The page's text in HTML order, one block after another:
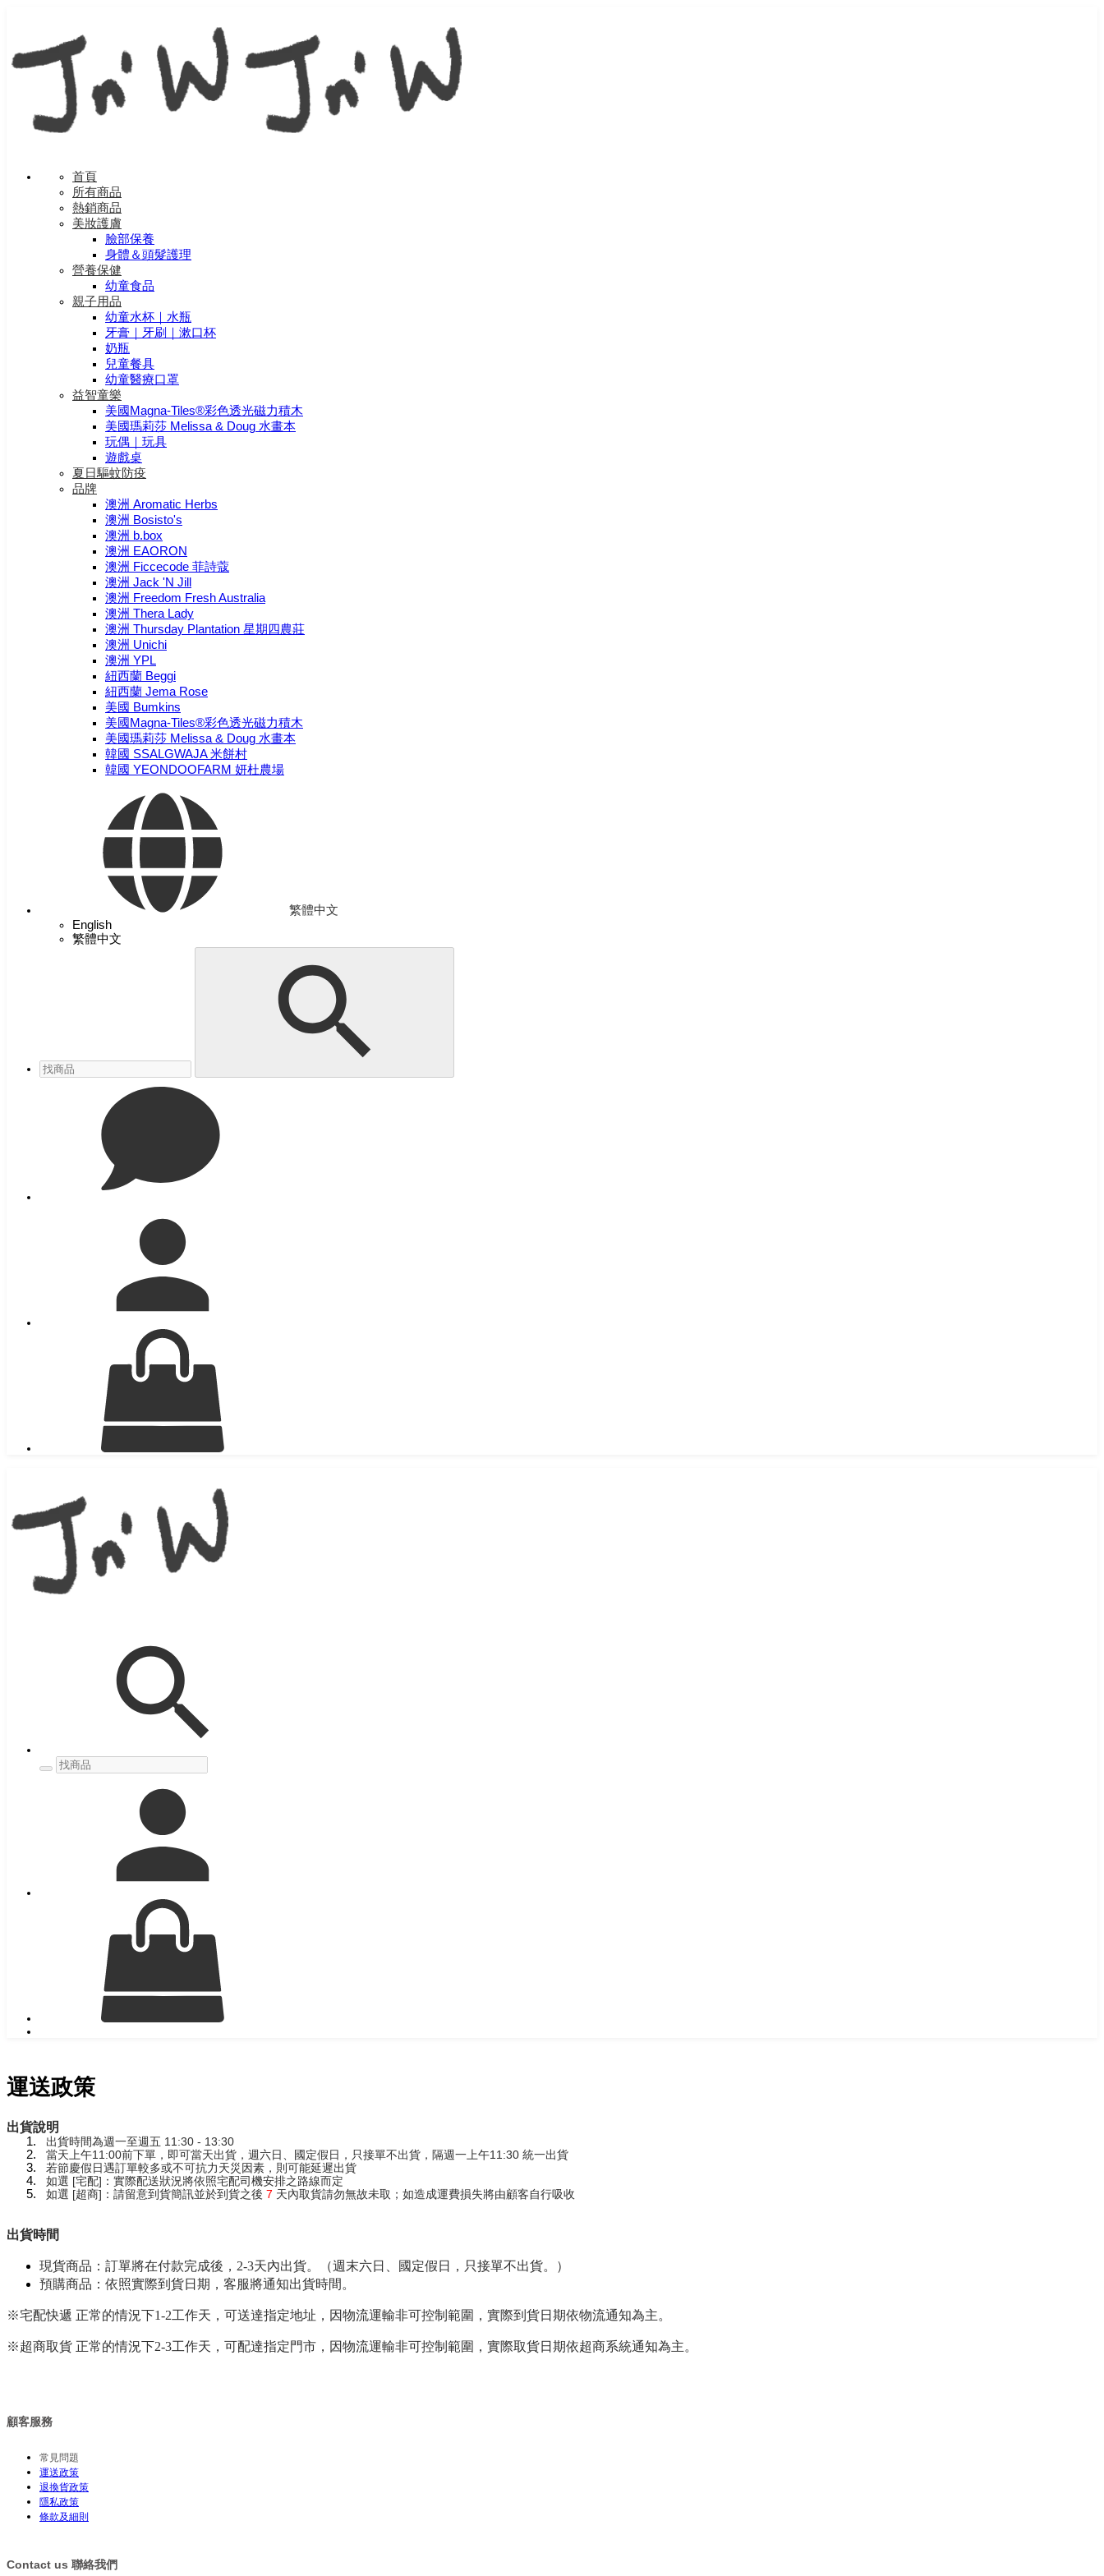
首頁
所有商品
熱銷商品
美妝護膚
臉部保養
身體＆頭髮護理
營養保健
幼童食品
親子用品
幼童水杯｜水瓶
牙膏｜牙刷｜漱口杯
奶瓶
兒童餐具
幼童醫療口罩
益智童樂
美國Magna-Tiles®彩色透光磁力積木
美國瑪莉莎 Melissa & Doug 水畫本
玩偶｜玩具
遊戲桌
夏日驅蚊防疫
品牌
澳洲 Aromatic Herbs
澳洲 Bosisto's
澳洲 b.box
澳洲 EAORON
澳洲 Ficcecode 菲詩蔻
澳洲 Jack 'N Jill
澳洲 Freedom Fresh Australia
澳洲 Thera Lady
澳洲 Thursday Plantation 星期四農莊
澳洲 Unichi
澳洲 YPL
紐西蘭 Beggi
紐西蘭 Jema Rose
美國 Bumkins
美國Magna-Tiles®彩色透光磁力積木
美國瑪莉莎 Melissa & Doug 水畫本
韓國 SSALGWAJA 米餅村
韓國 YEONDOOFARM 妍杜農場
繁體中文
English
繁體中文
運送政策
出貨說明
出貨時間為週一至週五 11:30 - 13:30
當天上午11:00前下單，即可當天出貨，週六日、國定假日，只接單不出貨，隔週一上午11:30 統一出貨
若節慶假日遇訂單較多或不可抗力天災因素，則可能延遲出貨
如選 [宅配]：實際配送狀況將依照宅配司機安排之路線而定
如選 [超商]：請留意到貨簡訊並於到貨之後 7 天內取貨請勿無故未取；如造成運費損失將由顧客自行吸收
出貨時間
現貨商品：訂單將在付款完成後，2-3天內出貨。（週末六日、國定假日，只接單不出貨。）
預購商品：依照實際到貨日期，客服將通知出貨時間。
※宅配快遞 正常的情況下1-2工作天，可送達指定地址，因物流運輸非可控制範圍，實際到貨日期依物流通知為主。
※超商取貨 正常的情況下2-3工作天，可配達指定門市，因物流運輸非可控制範圍，實際取貨日期依超商系統通知為主。
顧客服務
常見問題
運送政策
退換貨政策
隱私政策
條款及細則
Contact us 聯絡我們